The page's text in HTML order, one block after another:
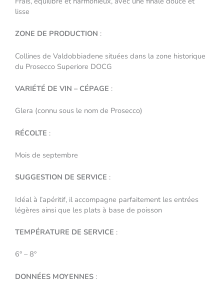
lisse
ZONE DE PRODUCTION :
Collines de Valdobbiadene situées dans la zone historique
du Prosecco Superiore DOCG
VARIÉTÉ DE VIN – CÉPAGE :
Glera (connu sous le nom de Prosecco)
RÉCOLTE :
Mois de septembre
SUGGESTION DE SERVICE :
Idéal à l’apéritif, il accompagne parfaitement les entrées
légères ainsi que les plats à base de poisson
TEMPÉRATURE DE SERVICE :
6° – 8°
DONNÉES MOYENNES :